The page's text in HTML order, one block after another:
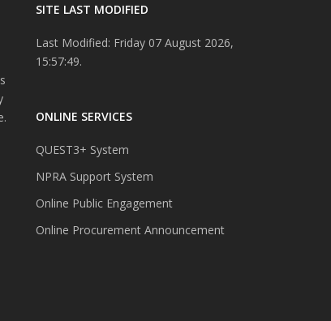
SITE LAST MODIFIED
Last Modified: Friday 07 August 2026,
15:57:49.
ONLINE SERVICES
QUEST3+ System
NPRA Support System
Online Public Engagement
Online Procurement Announcement